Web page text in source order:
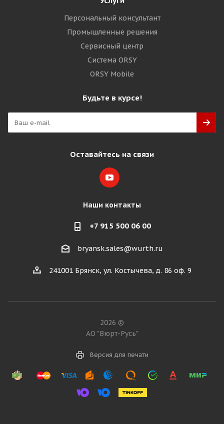
Персональный консультант
Промышленные решения
Сервисный центр
Система ORSY
ORSY Mobile
Будьте в курсе!
Оставайтесь на связи
Наши контакты
+7 915 500 06 00
bryansk.sales@wurth.ru
241001 Брянск, ул. Костычева, д. 86 оф. 9
2026 ©
АО "Вюрт-Русь"
Версия для печати